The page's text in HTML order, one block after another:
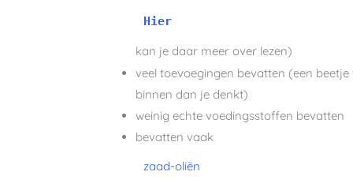
Hier
kan je daar meer over lezen)
veel toevoegingen bevatten (een
binnen dan je denkt)
weinig echte voedingsstoffen bevatten
bevatten vaak
zaad-oliën